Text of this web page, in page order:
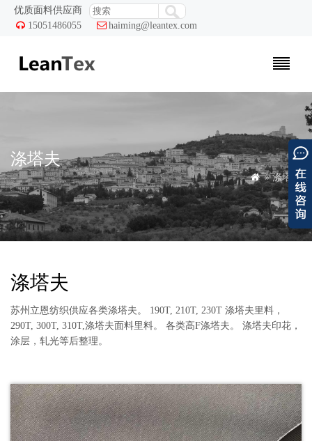
优质面料供应商
 15051486055  haiming@leantex.com
涤塔夫
 » 涤塔夫
涤塔夫
苏州立恩纺织供应各类涤塔夫。 190T, 210T, 230T 涤塔夫里料，
290T, 300T, 310T,涤塔夫面料里料。 各类高F涤塔夫。 涤塔夫印花，
涂层，轧光等后整理。